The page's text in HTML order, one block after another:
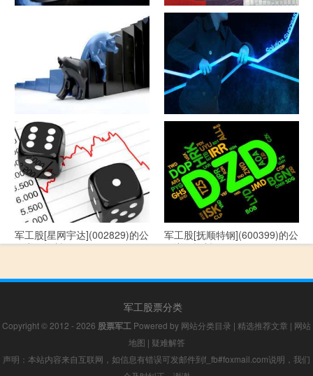
军工股[隆盛科技](300680)的公
军工股[钢研高纳](300034)的公
司详细资料
军工股[--](002335)的公司详细
资料
军工股[华自科技](300490)的公
司详细资料
军工股[星网宇达](002829)的公
司详细资料
军工股[抚顺特钢](600399)的公
司详细资料
军工股票分类
Copyright © 2012 - 2026 股票军工 Powered by 网站分类目录 | 精选推荐文章 | 网站
地图 | 疑难解答
声明：本站内容来自互联网，如信息有错误可发邮件到f_fb#foxmail.com说明，我们